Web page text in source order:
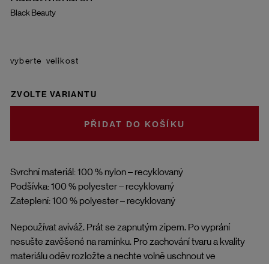
Black Beauty
Svrchní materiál: 100 % nylon – recyklovaný
Podšívka: 100 % polyester – recyklovaný
Zateplení: 100 % polyester – recyklovaný
Nepoužívat aviváž. Prát se zapnutým zipem. Po vyprání
nesušte zavěšené na ramínku. Pro zachování tvaru a kvality
materiálu oděv rozložte a nechte volně uschnout ve
velikost
ZVOLTE VARIANTU
DO KOŠÍKU